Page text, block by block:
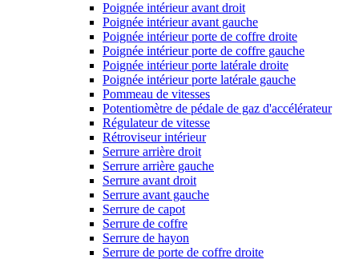
Poignée intérieur avant droit
Poignée intérieur avant gauche
Poignée intérieur porte de coffre droite
Poignée intérieur porte de coffre gauche
Poignée intérieur porte latérale droite
Poignée intérieur porte latérale gauche
Pommeau de vitesses
Potentiomètre de pédale de gaz d'accélérateur
Régulateur de vitesse
Rétroviseur intérieur
Serrure arrière droit
Serrure arrière gauche
Serrure avant droit
Serrure avant gauche
Serrure de capot
Serrure de coffre
Serrure de hayon
Serrure de porte de coffre droite